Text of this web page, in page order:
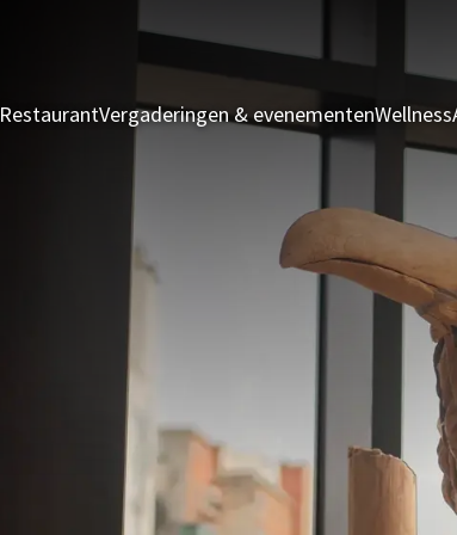
RestaurantVergaderingen & evenementenWellness